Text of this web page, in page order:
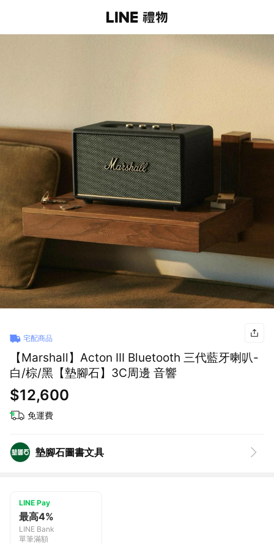
宅配商品
【Marshall】Acton III Bluetooth 三代藍牙喇叭-
白/棕/黑【墊腳石】3C周邊 音響
$12,600
免運費
墊腳石圖書文具
LINE Pay
最高4%
LINE Bank
單筆滿額